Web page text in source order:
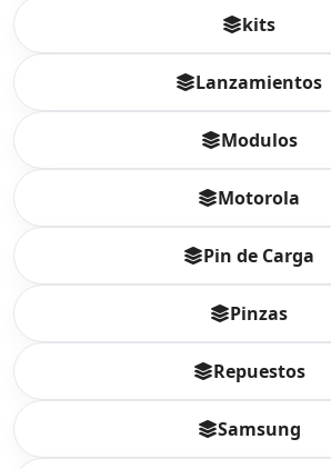
kits
Lanzamientos
Modulos
Motorola
Pin de Carga
Pinzas
Repuestos
Samsung